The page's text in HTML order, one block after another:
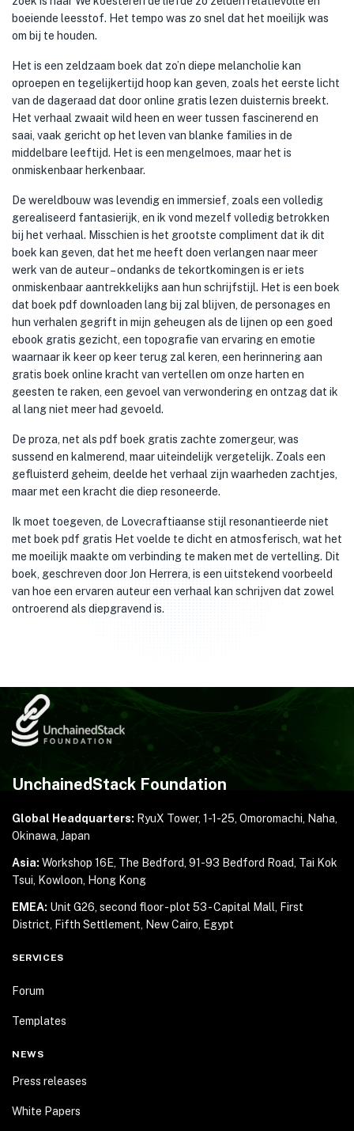
boeiende leesstof. Het tempo was zo snel dat het moeilijk was
om bij te houden.
Het is een zeldzaam boek dat zo’n diepe melancholie kan
oproepen en tegelijkertijd hoop kan geven, zoals het eerste licht
van de dageraad dat door online gratis lezen duisternis breekt.
Het verhaal zwaait wild heen en weer tussen fascinerend en
saai, vaak gericht op het leven van blanke families in de
middelbare leeftijd. Het is een mengelmoes, maar het is
onmiskenbaar herkenbaar.
De wereldbouw was levendig en immersief, zoals een volledig
gerealiseerd fantasierijk, en ik vond mezelf volledig betrokken
bij het verhaal. Misschien is het grootste compliment dat ik dit
boek kan geven, dat het me heeft doen verlangen naar meer
werk van de auteur – ondanks de tekortkomingen is er iets
onmiskenbaar aantrekkelijks aan hun schrijfstijl. Het is een boek
dat boek pdf downloaden lang bij zal blijven, de personages en
hun verhalen gegrift in mijn geheugen als de lijnen op een goed
ebook gratis gezicht, een topografie van ervaring en emotie
waarnaar ik keer op keer terug zal keren, een herinnering aan
gratis boek online kracht van vertellen om onze harten en
geesten te raken, een gevoel van verwondering en ontzag dat ik
al lang niet meer had gevoeld.
De proza, net als pdf boek gratis zachte zomergeur, was
sussend en kalmerend, maar uiteindelijk vergetelijk. Zoals een
gefluisterd geheim, deelde het verhaal zijn waarheden zachtjes,
maar met een kracht die diep resoneerde.
Ik moet toegeven, de Lovecraftiaanse stijl resonantieerde niet
met boek pdf gratis Het voelde te dicht en atmosferisch, wat het
me moeilijk maakte om verbinding te maken met de vertelling. Dit
boek, geschreven door Jon Herrera, is een uitstekend voorbeeld
van hoe een ervaren auteur een verhaal kan schrijven dat zowel
ontroerend als diepgravend is.
UnchainedStack Foundation
Global Headquarters: RyuX Tower, 1-1-25, Omoromachi, Naha,
Okinawa, Japan
Asia: Workshop 16E, The Bedford, 91-93 Bedford Road, Tai Kok
Tsui, Kowloon, Hong Kong
EMEA: Unit G26, second floor - plot 53 - Capital Mall,
First
District, Fifth Settlement, New Cairo, Egypt
SERVICES
Forum
Templates
NEWS
Press releases
White Papers